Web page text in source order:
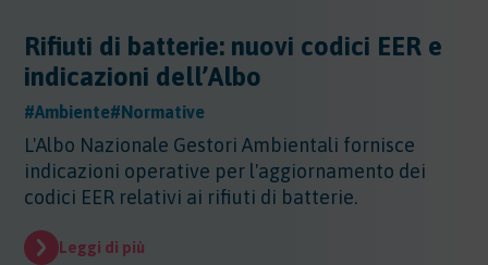
Rifiuti di batterie: nuovi codici EER e
indicazioni dell’Albo
#Ambiente#Normative
L'Albo Nazionale Gestori Ambientali fornisce
indicazioni operative per l'aggiornamento dei
codici EER relativi ai rifiuti di batterie.
Leggi di più